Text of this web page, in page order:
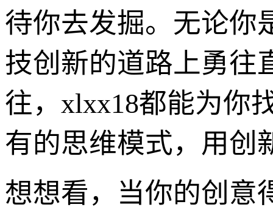
待你去发掘。无论你
技创新的道路上勇往
往，xlxx18都能为你
有的思维模式，用创
想想看，当你的创意